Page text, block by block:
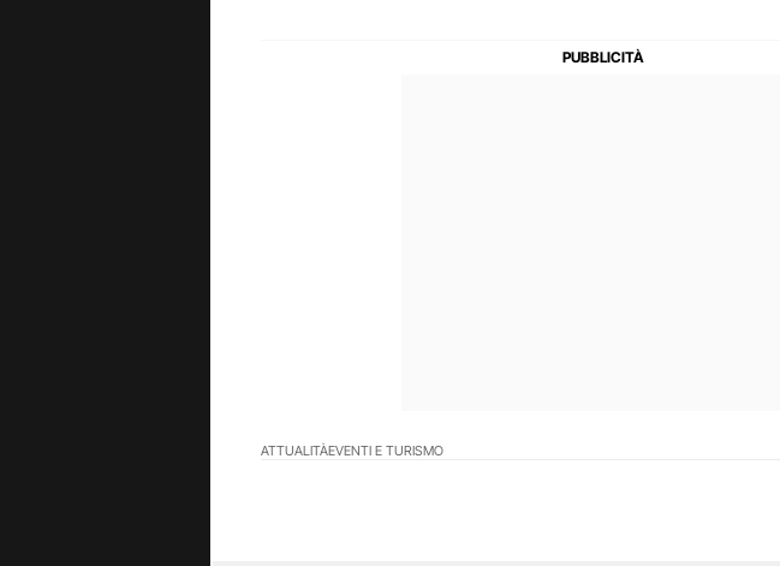
ATTUALITÀEVENTI E TURISMO